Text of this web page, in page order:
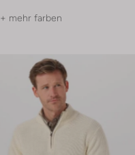
+ mehr farben